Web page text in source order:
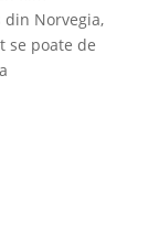
Norvegia,
se poate de